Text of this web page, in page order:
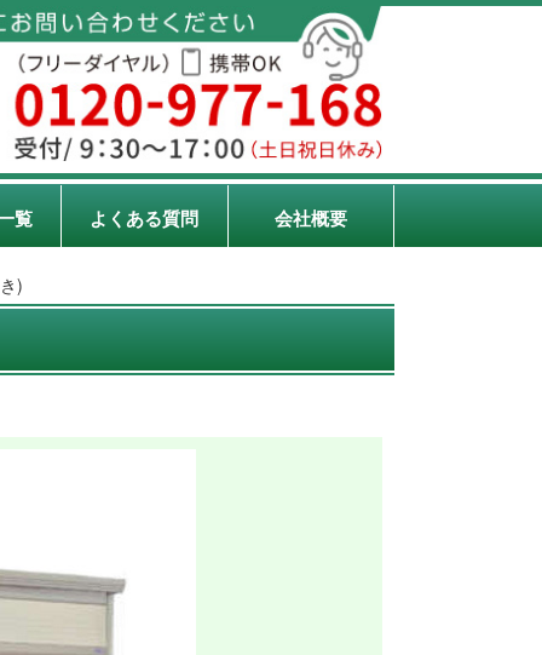
覧 よくある質問 会社概要
)